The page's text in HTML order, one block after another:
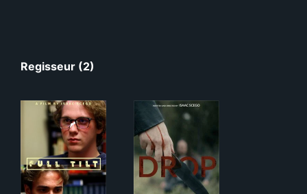
Regisseur (2)